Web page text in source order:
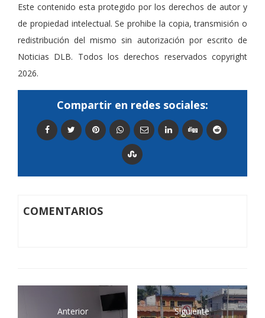
Este contenido esta protegido por los derechos de autor y
de propiedad intelectual. Se prohibe la copia, transmisión o
redistribución del mismo sin autorización por escrito de
Noticias DLB. Todos los derechos reservados copyright
2026.
Compartir en redes sociales:
COMENTARIOS
Anterior Siguiente